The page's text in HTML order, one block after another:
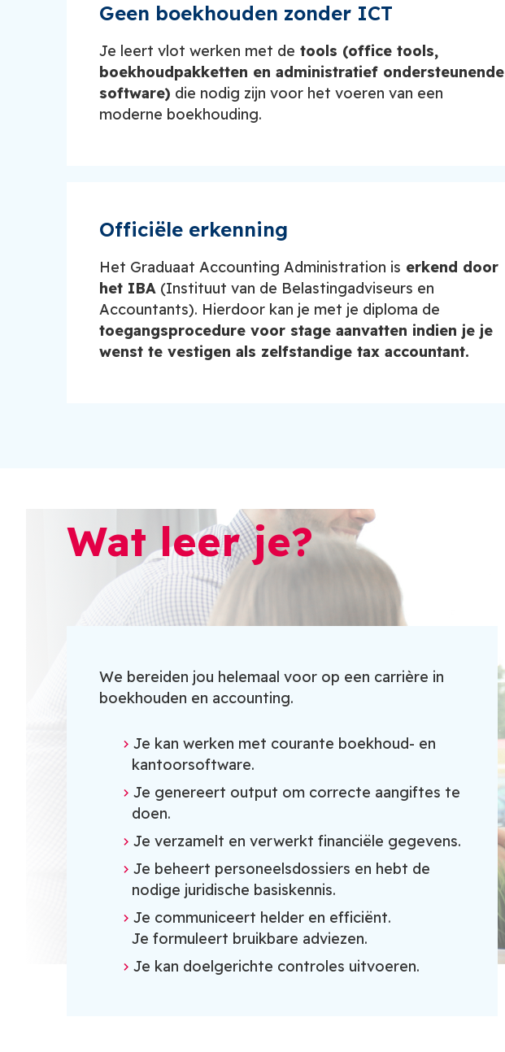
Geen boekhouden zonder ICT
Je leert vlot werken met de tools (office tools,
boekhoudpakketten en administratief ondersteunende
software) die nodig zijn voor het voeren van een
moderne boekhouding.
Officiële erkenning
Het Graduaat Accounting Administration is erkend door
het IBA (Instituut van de Belastingadviseurs en
Accountants). Hierdoor kan je met je diploma de
toegangsprocedure voor stage aanvatten indien je je
wenst te vestigen als zelfstandige tax accountant.
Wat leer je?
We bereiden jou helemaal voor op een carrière in
boekhouden en accounting.
Je kan werken met courante boekhoud- en
kantoorsoftware.
Je genereert output om correcte aangiftes te
doen.
Je verzamelt en verwerkt financiële gegevens.
Je beheert personeelsdossiers en hebt de
nodige juridische basiskennis.
Je communiceert helder en efficiënt.
Je formuleert bruikbare adviezen.
Je kan doelgerichte controles uitvoeren.